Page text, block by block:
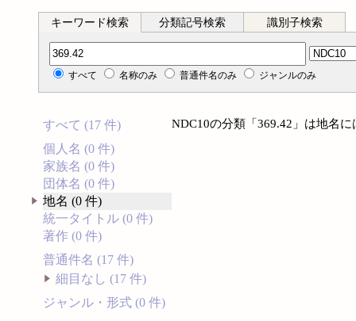
キーワード検索 分類記号検索 識別子検索
分類記号検索
すべて 名称のみ 普通件名のみ ジャンルのみ
すべて (17 件)
個人名 (0 件)
家族名 (0 件)
団体名 (0 件)
地名 (0 件)
統一タイトル (0 件)
著作 (0 件)
普通件名 (17 件)
細目なし (17 件)
ジャンル・形式 (0 件)
NDC10の分類「369.42」は地名